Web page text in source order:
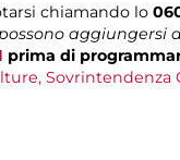
chiamando lo
aggiungersi
prima di
Sovrintendenza